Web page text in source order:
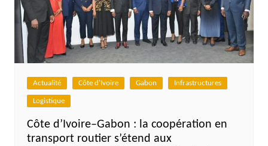
Actualité Côte d'Ivoire Gabon Infrastructures
Logistique
Côte d’Ivoire–Gabon : la coopération en
transport routier s’étend aux